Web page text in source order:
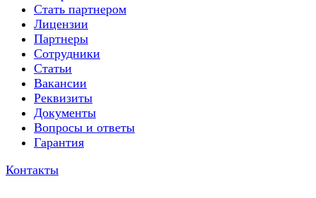
Стать партнером
Лицензии
Партнеры
Сотрудники
Статьи
Вакансии
Реквизиты
Документы
Вопросы и ответы
Гарантия
Контакты